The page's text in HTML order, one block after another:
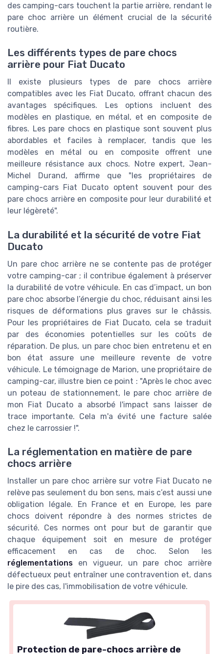
des camping-cars touchent la partie arrière, rendant le
pare choc arrière un élément crucial de la sécurité
routière.
Les différents types de pare chocs
arrière pour Fiat Ducato
Il existe plusieurs types de pare chocs arrière
compatibles avec les Fiat Ducato, offrant chacun des
avantages spécifiques. Les options incluent des
modèles en plastique, en métal, et en composite de
fibres. Les pare chocs en plastique sont souvent plus
abordables et faciles à remplacer, tandis que les
modèles en métal ou en composite offrent une
meilleure résistance aux chocs. Notre expert, Jean-
Michel Durand, affirme que "les propriétaires de
camping-cars Fiat Ducato optent souvent pour des
pare chocs arrière en composite pour leur durabilité et
leur légèreté".
La durabilité et la sécurité de votre Fiat
Ducato
Un pare choc arrière ne se contente pas de protéger
votre camping-car ; il contribue également à préserver
la durabilité de votre véhicule. En cas d’impact, un bon
pare choc absorbe l’énergie du choc, réduisant ainsi les
risques de déformations plus graves sur le châssis.
Pour les propriétaires de Fiat Ducato, cela se traduit
par des économies potentielles sur les coûts de
réparation. De plus, un pare choc bien entretenu et en
bon état assure une meilleure revente de votre
véhicule. Le témoignage de Marion, une propriétaire de
camping-car, illustre bien ce point : "Après le choc avec
un poteau de stationnement, le pare choc arrière de
mon Fiat Ducato a absorbé l'impact sans laisser de
trace importante. Cela m'a évité une facture salée
chez le carrossier !".
La réglementation en matière de pare
chocs arrière
Installer un pare choc arrière sur votre Fiat Ducato ne
relève pas seulement du bon sens, mais c’est aussi une
obligation légale. En France et en Europe, les pare
chocs doivent répondre à des normes strictes de
sécurité. Ces normes ont pour but de garantir que
chaque équipement soit en mesure de protéger
efficacement en cas de choc. Selon les
réglementations en vigueur, un pare choc arrière
défectueux peut entraîner une contravention et, dans
le pire des cas, l'immobilisation de votre véhicule.
Protection de pare-chocs arrière de